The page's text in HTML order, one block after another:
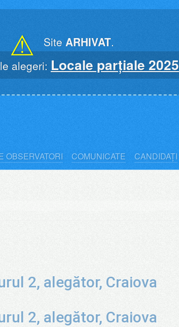
⚠ Site ARHIVAT.
alegeri: Locale parțiale 2025
OBSERVATORI COMUNICATE CANDIDAȚI
2, alegător, Craiova
2, alegător, Craiova